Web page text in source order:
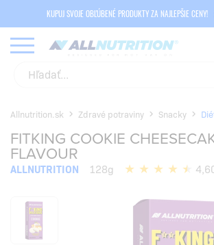
KUPUJ SVOJE OBĽÚBENÉ PRODUKTY ZA NAJLEPŠIE CENY!
Allnutrition.sk Zdravé potraviny Snacky
FITKING COOKIE
FLAVOUR
ALLNUTRITION 128g